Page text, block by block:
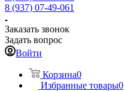
8 (937) 07-49-061
Заказать звонок
Задать вопрос
Войти
Корзина0
Избранные товары0